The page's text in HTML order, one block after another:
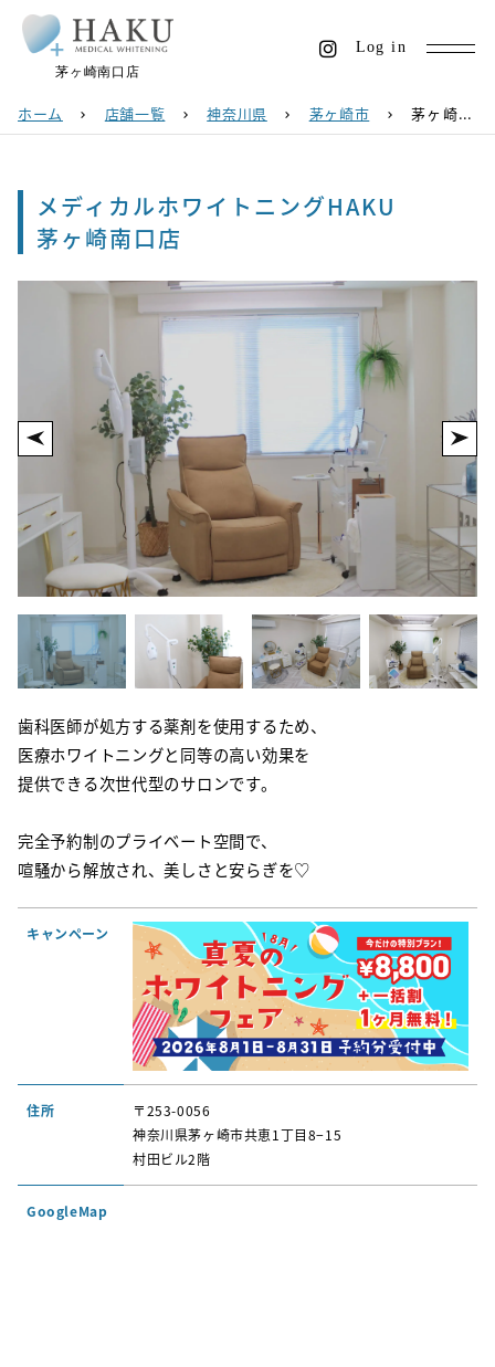
茅ヶ崎南口店
Log in
ホーム chevron_right 店舗一覧 chevron_right 神奈川県 chevron_right 茅ヶ崎市 chevron_right 茅ヶ崎南口店
メディカルホワイトニングHAKU
茅ヶ崎南口店
歯科医師が処方する薬剤を使用するため、
医療ホワイトニングと同等の高い効果を
提供できる次世代型のサロンです。
完全予約制のプライベート空間で、
喧騒から解放され、美しさと安らぎを♡
キャンペーン
住所
〒253-0056
神奈川県茅ヶ崎市共恵1丁目8−15
村田ビル2階
GoogleMap